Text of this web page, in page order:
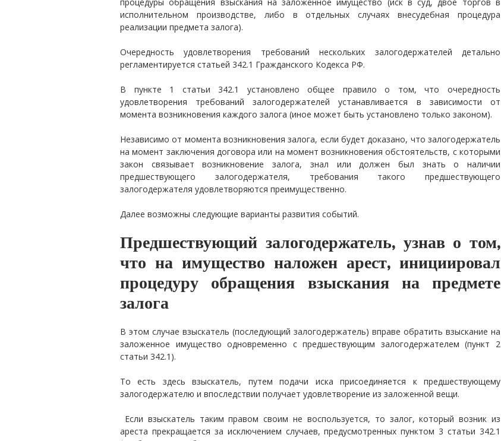
исполнительном производстве, либо в отдельных случаях внесудебная процедура
реализации предмета залога).
Очередность удовлетворения требований нескольких залогодержателей детально
регламентируется статьей 342.1 Гражданского Кодекса РФ.
В пункте 1 статьи 342.1 установлено общее правило о том, что очередность
удовлетворения требований залогодержателей устанавливается в зависимости от
момента возникновения каждого залога (иное может быть установлено только законом).
Независимо от момента возникновения залога, если будет доказано, что залогодержатель
на момент заключения договора или на момент возникновения обстоятельств, с которыми
закон связывает возникновение залога, знал или должен был знать о наличии
предшествующего залогодержателя, требования такого предшествующего
залогодержателя удовлетворяются преимущественно.
Далее возможны следующие варианты развития событий.
Предшествующий залогодержатель, узнав о том,
что на имущество наложен арест, инициировал
процедуру обращения взыскания на предмете
залога
В этом случае взыскатель (последующий залогодержатель) вправе обратить взыскание на
заложенное имущество одновременно с предшествующим залогодержателем (пункт 2
статьи 342.1).
То есть здесь взыскатель, путем подачи иска присоединяется к предшествующему
залогодержателю и впоследствии получает удовлетворение из заложенной вещи.
Если взыскатель таким правом своим не воспользуется, то залог, который возник из
ареста прекращается за исключением случаев, предусмотренных пунктом 3 статьи 342.1